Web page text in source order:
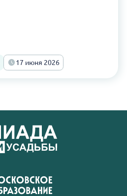
17 июня 2026